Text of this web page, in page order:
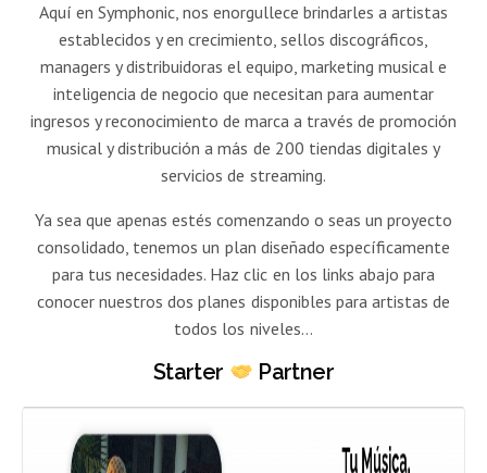
Aquí en Symphonic, nos enorgullece brindarles a artistas
establecidos y en crecimiento, sellos discográficos,
managers y distribuidoras el equipo, marketing musical e
inteligencia de negocio que necesitan para aumentar
ingresos y reconocimiento de marca a través de promoción
musical y distribución a más de 200 tiendas digitales y
servicios de streaming.
Ya sea que apenas estés comenzando o seas un proyecto
consolidado, tenemos un plan diseñado específicamente
para tus necesidades. Haz clic en los links abajo para
conocer nuestros dos planes disponibles para artistas de
todos los niveles…
Starter Partner